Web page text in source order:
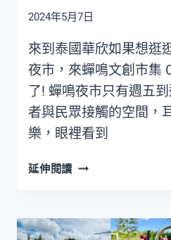
氣
飄
充
滿
綠
意
2024年5月7日
來到泰國華欣如果想逛
夜市，來蟬鳴文創市集
了! 蟬鳴夜市只有週五
者與民眾接觸的空間，
樂，眼裡看到
延伸閱讀 【華
末
夜